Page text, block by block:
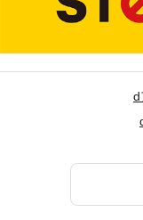
d